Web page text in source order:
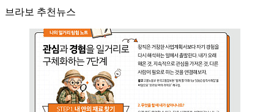
브라보 추천뉴스